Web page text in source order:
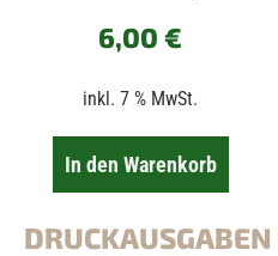
6,00 €
inkl. 7 % MwSt.
In den Warenkorb
DRUCKAUSGABEN